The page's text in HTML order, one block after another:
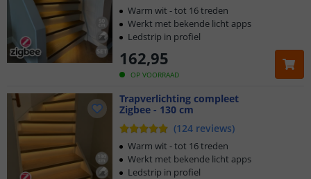
OP VOORRAAD
162,95
Warm wit - tot 16 treden
Werkt met bekende licht apps
Ledstrip in profiel
Trapverlichting compleet
Zigbee - 130 cm
(124 reviews)
Warm wit - tot 16 treden
Werkt met bekende licht apps
Ledstrip in profiel